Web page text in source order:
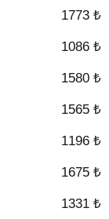
1773 ₺
1086 ₺
1580 ₺
1565 ₺
1196 ₺
1675 ₺
1331 ₺